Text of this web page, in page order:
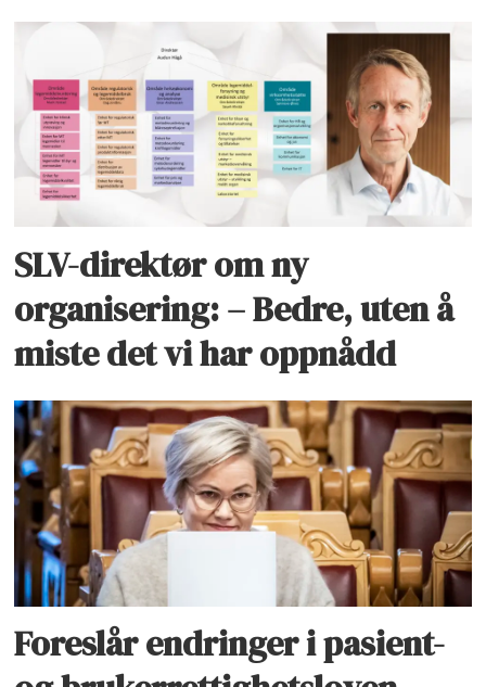
SLV-direktør om ny
organisering: – Bedre, uten å
miste det vi har oppnådd
Foreslår endringer i pasient-